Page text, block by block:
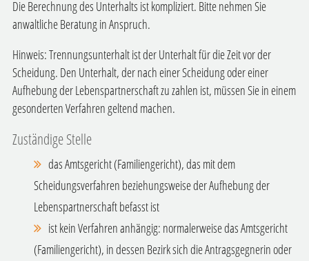
Die Berechnung des Unterhalts ist kompliziert. Bitte nehmen Sie
anwaltliche Beratung in Anspruch.
Hinweis: Trennungsunterhalt ist der Unterhalt für die Zeit vor der
Scheidung. Den Unterhalt, der nach einer Scheidung oder einer
Aufhebung der Lebenspartnerschaft zu zahlen ist, müssen Sie in einem
gesonderten Verfahren geltend machen.
Zuständige Stelle
das Amtsgericht (Familiengericht), das mit dem
Scheidungsverfahren beziehungsweise der Aufhebung der
Lebenspartnerschaft befasst ist
ist kein Verfahren anhängig: normalerweise das Amtsgericht
(Familiengericht), in dessen Bezirk sich die Antragsgegnerin oder